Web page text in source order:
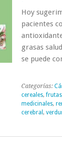
Hoy
pacientes
grasas
se puede
Categorías:
cereales,frutas
medicinales,
cerebral ,